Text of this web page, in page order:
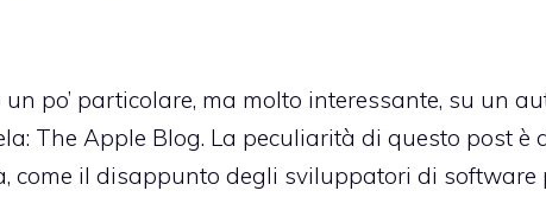
po’ particolare, ma molto interessante, su un
The Apple Blog. La peculiarità di questo post è
come il disappunto degli sviluppatori di software